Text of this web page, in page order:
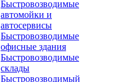
Быстровозводимые
автомойки и
автосервисы
Быстровозводимые
офисные здания
Быстровозводимые
склады
Быстровозводимый